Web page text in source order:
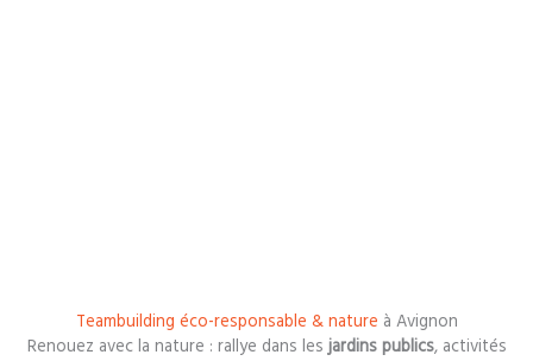
Teambuilding éco-responsable & nature à Avignon
Renouez avec la nature : rallye dans lesjardins publics, activités